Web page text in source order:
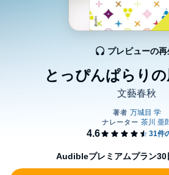
とっぴんぱらり
文藝春秋
プレビューの再
Audibleプレミアムプラン30